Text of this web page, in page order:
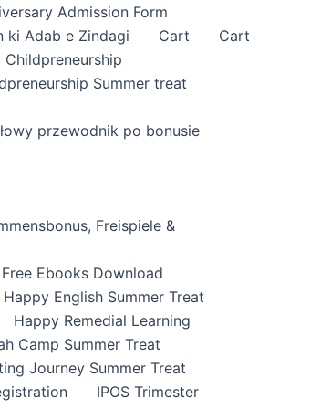
Admission Form
ki Adab e Zindagi Cart
Cart
Childpreneurship
Summer treat
przewodnik po bonusie
Freispiele &
Free Ebooks Download
Happy English Summer Treat
Happy Remedial Learning
Camp Summer Treat
Journey Summer Treat
IPOS Trimester